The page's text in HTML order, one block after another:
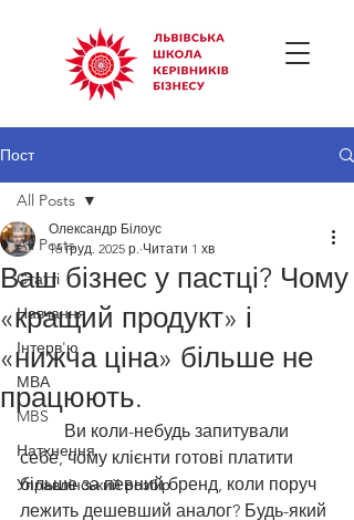
Пост
All Posts
Статті
Навчання
Інтерв'ю
МВА
MBS
Натхнення
Управлінський розбір
All Posts
Ваш бізнес у пастці? Чому
«кращий продукт» і
«нижча ціна» більше не
працюють.
Олександр Білоус
16 груд. 2025 р. Читати 1 хв
себе, чому клієнти готові платити
більше за певний бренд, коли поруч
лежить дешевший аналог? Будь-який